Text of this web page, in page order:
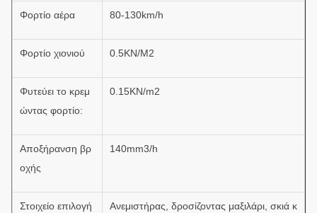
Φορτίο αέρα 80-130km/h
Φορτίο χιονιού 0.5KN/M2
Φυτεύει το κρεμ
ώντας φορτίο:
0.15KN/m2
Αποξήρανση βρ
οχής
140mm3/h
Στοιχείο επιλογή
Ανεμιστήρας, δροσίζοντας μαξιλάρι, σκιά κ